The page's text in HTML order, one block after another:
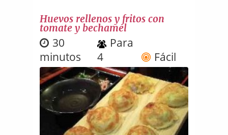
Huevos rellenos y fritos con
tomate y bechamel
30
minutos
Para
4
Fácil